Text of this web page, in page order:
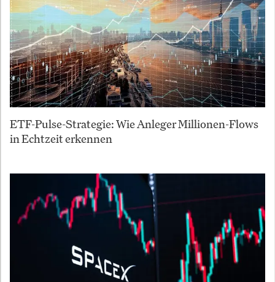
ETF-Pulse-Strategie: Wie Anleger Millionen-Flows
in Echtzeit erkennen